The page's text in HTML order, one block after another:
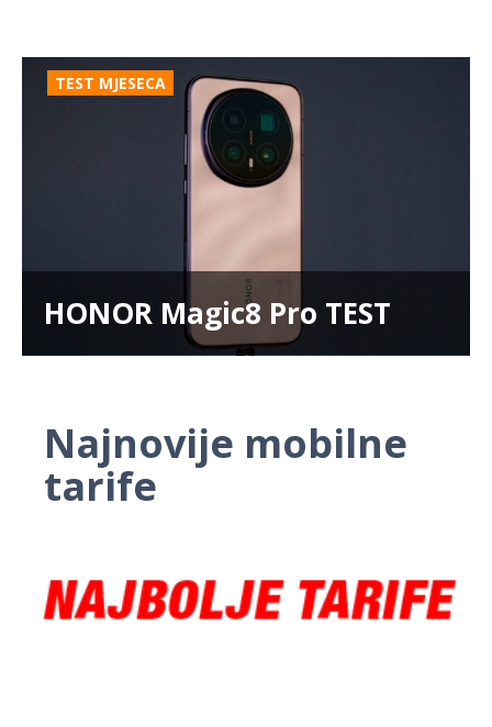
TEST MJESECA
HONOR Magic8 Pro TEST
Najnovije mobilne
tarife